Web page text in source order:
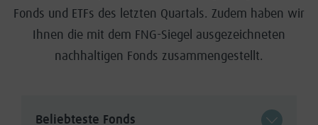
Fonds und ETFs des letzten Quartals. Zudem haben wir
Ihnen die mit dem FNG-Siegel ausgezeichneten
nachhaltigen Fonds zusammengestellt.
Beliebteste Fonds